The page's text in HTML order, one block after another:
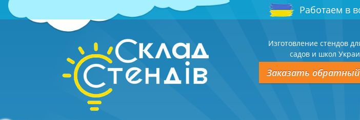
Работаем в
Изготовление стендов
садов и школ
Заказать